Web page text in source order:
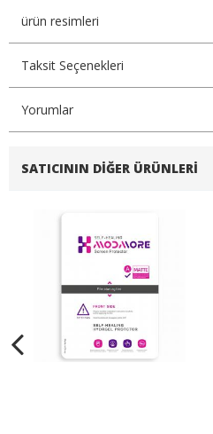
ürün resimleri
Taksit Seçenekleri
Yorumlar
SATICININ DIĞER ÜRÜNLERI